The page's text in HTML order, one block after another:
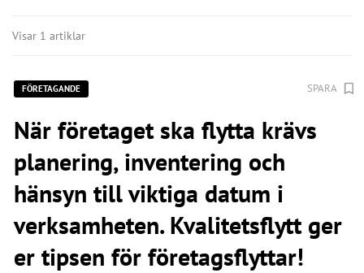
Visar 1 artiklar
FÖRETAGANDE SPARA
När företaget ska flytta krävs
planering, inventering och
hänsyn till viktiga datum i
verksamheten. Kvalitetsflytt ger
er tipsen för företagsflyttar!